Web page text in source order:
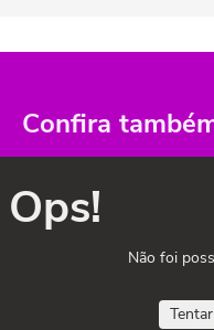
Confira
Ops!
Não foi